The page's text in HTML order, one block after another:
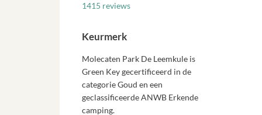
1415 reviews
Keurmerk
Molecaten Park De Leemkule is
Green Key gecertificeerd in de
categorie Goud en een
geclassificeerde ANWB Erkende
camping.